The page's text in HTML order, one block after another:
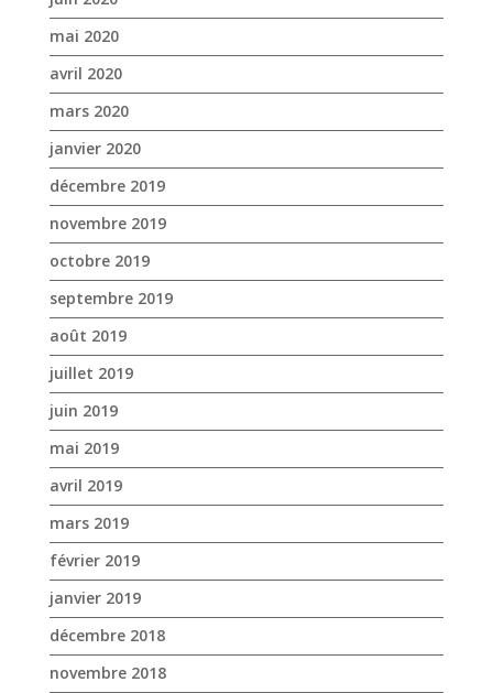
décembre 2019
novembre 2019
octobre 2019
septembre 2019
août 2019
juillet 2019
juin 2019
mai 2019
avril 2019
mars 2019
février 2019
janvier 2019
décembre 2018
novembre 2018
octobre 2018
septembre 2018
août 2018
juillet 2018
juin 2018